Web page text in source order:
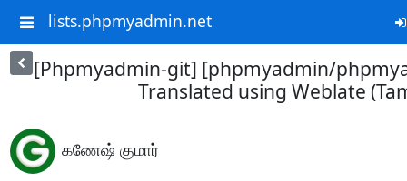
lists.phpmyadmin.net
[Phpmyadmin-git] [phpmyadmin/
Translated using Weblate
கணேஷ் குமார்